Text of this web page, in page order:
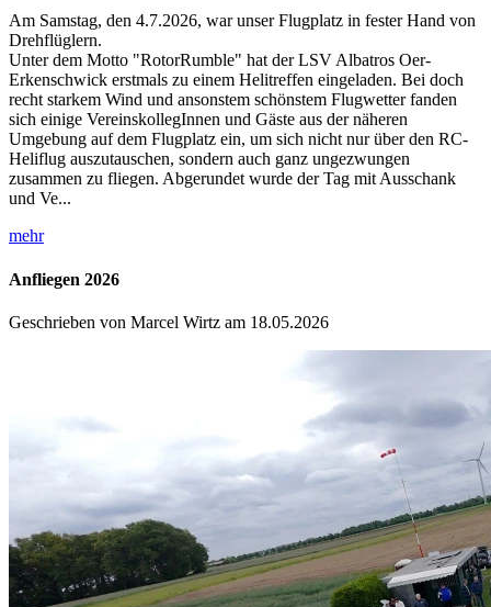
Am Samstag, den 4.7.2026, war unser Flugplatz in fester Hand von
Drehflüglern.
Unter dem Motto "RotorRumble" hat der LSV Albatros Oer-
Erkenschwick erstmals zu einem Helitreffen eingeladen. Bei doch
recht starkem Wind und ansonstem schönstem Flugwetter fanden
sich einige VereinskollegInnen und Gäste aus der näheren
Umgebung auf dem Flugplatz ein, um sich nicht nur über den RC-
Heliflug auszutauschen, sondern auch ganz ungezwungen
zusammen zu fliegen. Abgerundet wurde der Tag mit Ausschank
und Ve...
mehr
Anfliegen 2026
Geschrieben von Marcel Wirtz am 18.05.2026